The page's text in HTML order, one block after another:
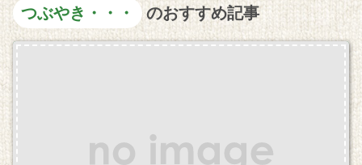
つぶやき・・・ のおすすめ記事